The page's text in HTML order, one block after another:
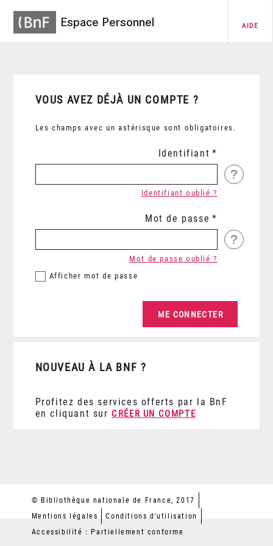
Espace Personnel AIDE
VOUS AVEZ DÉJÀ UN COMPTE ?
Les champs avec un astérisque sont obligatoires.
Identifiant
?
Identifiant oublié ?
Mot de passe
?
Afficher mot de passe
Mot de passe oublié ?
NOUVEAU À LA BNF ?
Profitez des services offerts par la BnF
en cliquant sur CRÉER UN COMPTE
© Bibliothèque nationale de France, 2017
Mentions légales
Conditions d'utilisation
Accessibilité : Partiellement conforme